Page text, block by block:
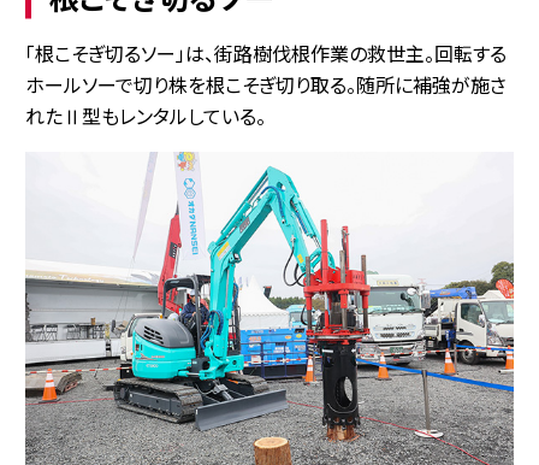
「根こそぎ切るソー」は、街路樹伐根作業の救世主。回転する
ホールソーで切り株を根こそぎ切り取る。随所に補強が施さ
れたⅡ型もレンタルしている。